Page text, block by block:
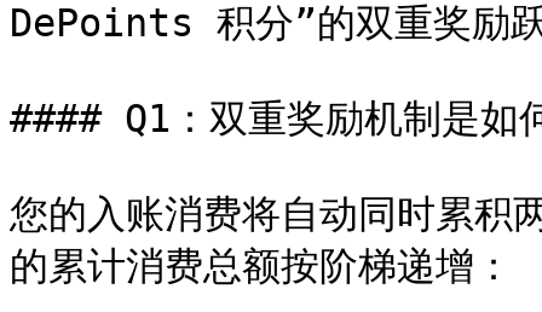
DePoints 积分”的双重奖励
#### Q1：双重奖励机制是如
您的入账消费将自动同时累积
的累计消费总额按阶梯递增：